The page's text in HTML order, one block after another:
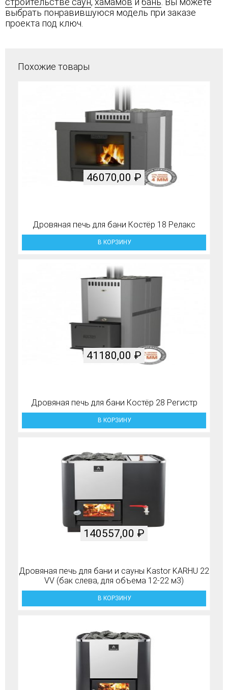
выбрать понравившуюся модель при заказе
проекта под ключ.
Похожие товары
Дровяная печь для бани Костёр 18 Релакс
46070,00 ₽
В КОРЗИНУ
Дровяная печь для бани Костёр 28 Регистр
41180,00 ₽
В КОРЗИНУ
Дровяная печь для бани и сауны Kastor KARHU 22
VV (бак слева, для объема 12-22 м3)
140557,00 ₽
В КОРЗИНУ